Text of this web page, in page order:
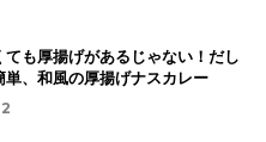
ても厚揚げがあるじゃない！だし
単、和風の厚揚げナスカレー